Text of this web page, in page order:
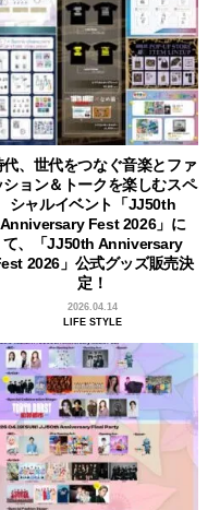
代、世代をつなぐ音楽とファ
ション＆トークを楽しむスペ
シャルイベント「JJ50th
Anniversary Fest 2026」に
て、「JJ50th Anniversary
2026」公式グッズ販売決
定！
2026.04.14
LIFE STYLE